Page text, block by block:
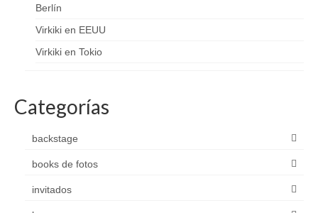
Berlín
Virkiki en EEUU
Virkiki en Tokio
Categorías
backstage
books de fotos
invitados